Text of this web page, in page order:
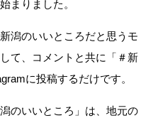
まりました。
潟のいいところだと思うモ
て、コメントと共に「＃新
に投稿するだけです。
のいいところ」は、地元の